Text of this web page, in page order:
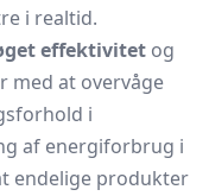
i realtid.
effektivitet og
med at overvåge
i
af energiforbrug i
endelige produkter